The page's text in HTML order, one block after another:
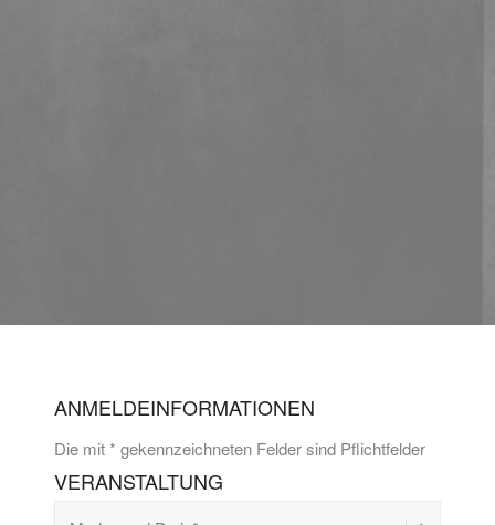
ANMELDEINFORMATIONEN
Die mit * gekennzeichneten Felder sind Pflichtfelder
VERANSTALTUNG